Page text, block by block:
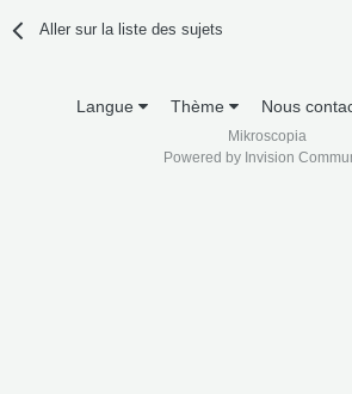
Aller sur la liste des sujets
Langue Thème Nous
Mikroscopia
Powered by Invision